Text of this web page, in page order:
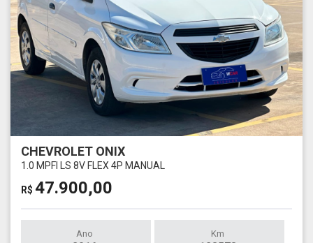
CHEVROLET ONIX
1.0 MPFI LS 8V FLEX 4P MANUAL
R$ 47.900,00
Ano Km